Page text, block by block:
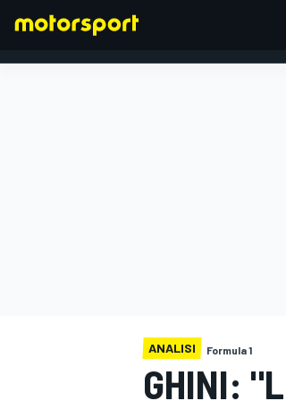
ANALISI Formula 1
GHINI: